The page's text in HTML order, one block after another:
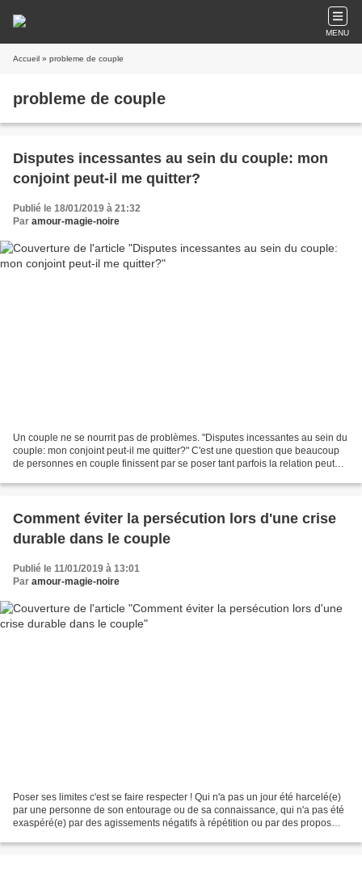
MENU
Accueil » probleme de couple
probleme de couple
Disputes incessantes au sein du couple: mon
conjoint peut-il me quitter?
Publié le 18/01/2019 à 21:32
Par amour-magie-noire
Un couple ne se nourrit pas de problèmes. "Disputes incessantes au sein du
couple: mon conjoint peut-il me quitter?" C'est une question que beaucoup
de personnes en couple finissent par se poser tant parfois la relation peut
Comment éviter la persécution lors d'une crise
durable dans le couple
Publié le 11/01/2019 à 13:01
Par amour-magie-noire
Poser ses limites c'est se faire respecter ! Qui n'a pas un jour été harcelé(e)
par une personne de son entourage ou de sa connaissance, qui n'a pas été
exaspéré(e) par des agissements négatifs à répétition ou par des propos